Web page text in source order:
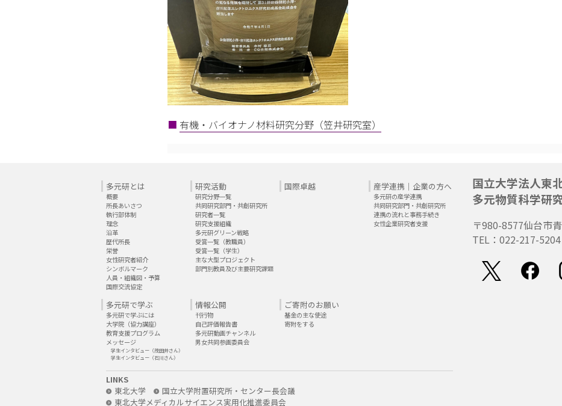
■ 有機・バイオナノ材料研究分野（笠井研究室）
多元研とは
概要
所長あいさつ
執行部体制
理念
沿革
歴代所長
栄誉
女性研究者紹介
シンボルマーク
人員・組織図・予算
国際交流協定
研究活動
研究分野一覧
共同研究部門・共創研究所
研究者一覧
研究支援組織
多元研グリーン戦略
受賞一覧（教職員）
受賞一覧（学生）
主な大型プロジェクト
部門別教員及び主要研究課題
国際卓越 産学連携｜企業の方へ
多元研の産学連携
共同研究部門・共創研究所
連携の流れと事務手続き
女性企業研究者支援
多元研で学ぶ
多元研で学ぶには
大学院（協力講座）
教育支援プログラム
メッセージ
学生インタビュー（茂田井さん）
学生インタビュー（石川さん）
情報公開
刊行物
自己評価報告書
多元研動画チャンネル
男女共同参画委員会
ご寄附のお願い
基金の主な使途
寄附をする
LINKS
東北大学
国立大学附置研究所・センター長会議
東北大学メディカルサイエンス実用化推進委員会
国立大学法人東
多元物質科学研
〒980-8577仙台市
TEL：022-217-5204